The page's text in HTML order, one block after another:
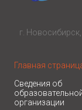
г.
Главная
Сведения об
организации